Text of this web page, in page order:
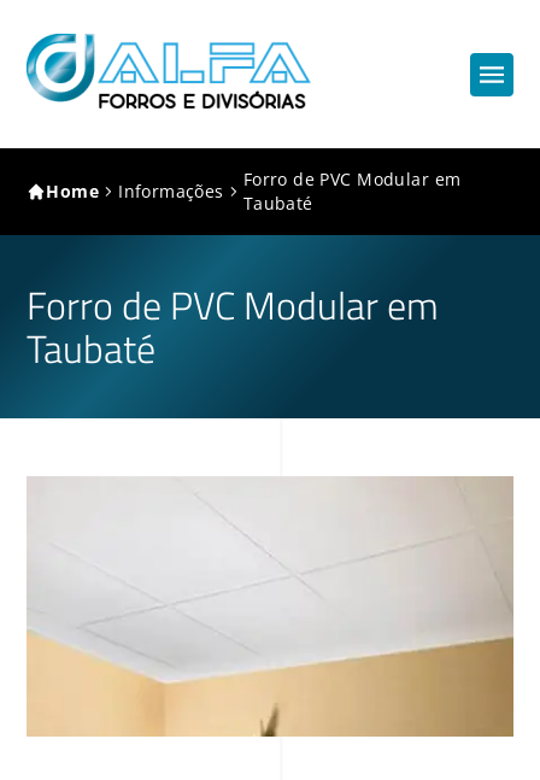
Home Informações
Forro de PVC Modular em
Taubaté
Forro de PVC Modular em
Taubaté